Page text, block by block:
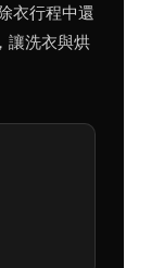
衣行程中還
讓洗衣與烘